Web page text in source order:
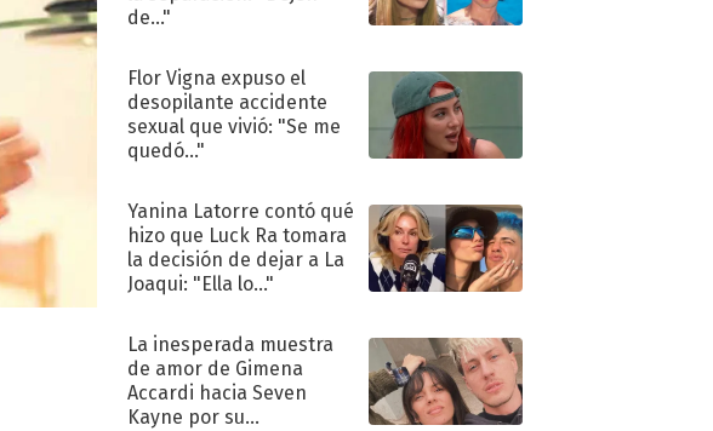
de..."
Flor Vigna expuso el
desopilante accidente
sexual que vivió: "Se me
quedó..."
Yanina Latorre contó qué
hizo que Luck Ra tomara
la decisión de dejar a La
Joaqui: "Ella lo..."
La inesperada muestra
de amor de Gimena
Accardi hacia Seven
Kayne por su